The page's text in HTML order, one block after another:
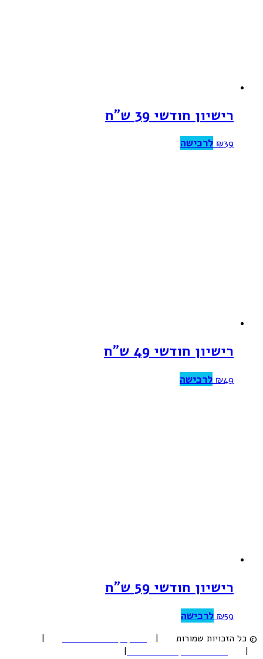
רישיון חודשי 39 ש”ח
₪39 לרכישה
רישיון חודשי 49 ש”ח
₪49 לרכישה
רישיון חודשי 59 ש”ח
₪59 לרכישה
© כל הזכויות שמורות | |
|
|